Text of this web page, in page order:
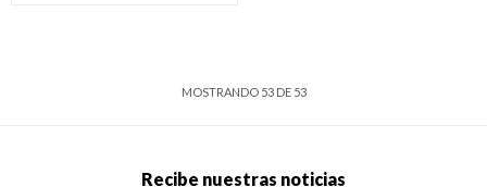
MOSTRANDO 53DE 53
Recibe nuestras noticias